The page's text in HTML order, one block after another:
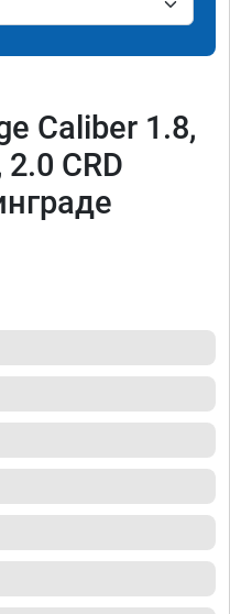
Caliber 1.8,
CRD